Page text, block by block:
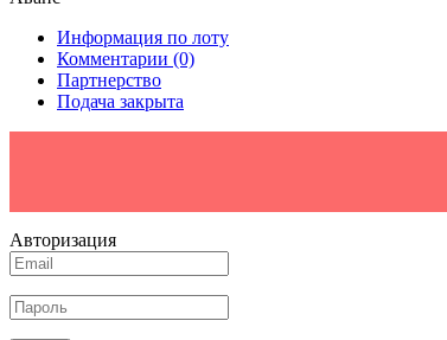
Информация по лоту
Комментарии (0)
Партнерство
Подача закрыта
Авторизация